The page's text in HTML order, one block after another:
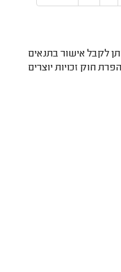
לקבל אישור בתנאים
חוק זכויות יוצרים